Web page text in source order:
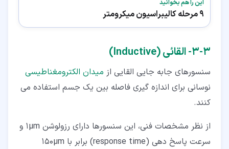
این را هم بخوانید
9 مرحله کالیبراسیون میکرومتر
۳‏-‏۳‏- القائی (Inductive)
سنسورهای جابه جایی القایی از میدان الکترومغناطیسی
نوسانی برای اندازه گیری فاصله بین یک جسم استفاده می
کنند.
از نظر مشخصات فنی، این سنسورها دارای رزولوشن ۱µm و
سرعت پاسخ دهی (response time) برابر با ۱۵۰µm